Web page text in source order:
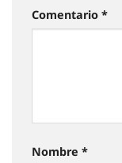
Comentario *
Nombre *